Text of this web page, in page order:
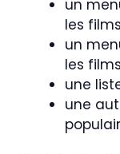
un
les
un
les
une
une